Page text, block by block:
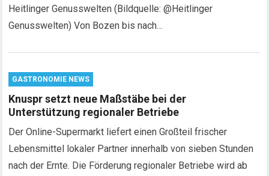
Heitlinger Genusswelten (Bildquelle: @Heitlinger
Genusswelten) Von Bozen bis nach…
GASTRONOMIE NEWS
Knuspr setzt neue Maßstäbe bei der
Unterstützung regionaler Betriebe
Der Online-Supermarkt liefert einen Großteil frischer
Lebensmittel lokaler Partner innerhalb von sieben Stunden
nach der Ernte. Die Förderung regionaler Betriebe wird ab